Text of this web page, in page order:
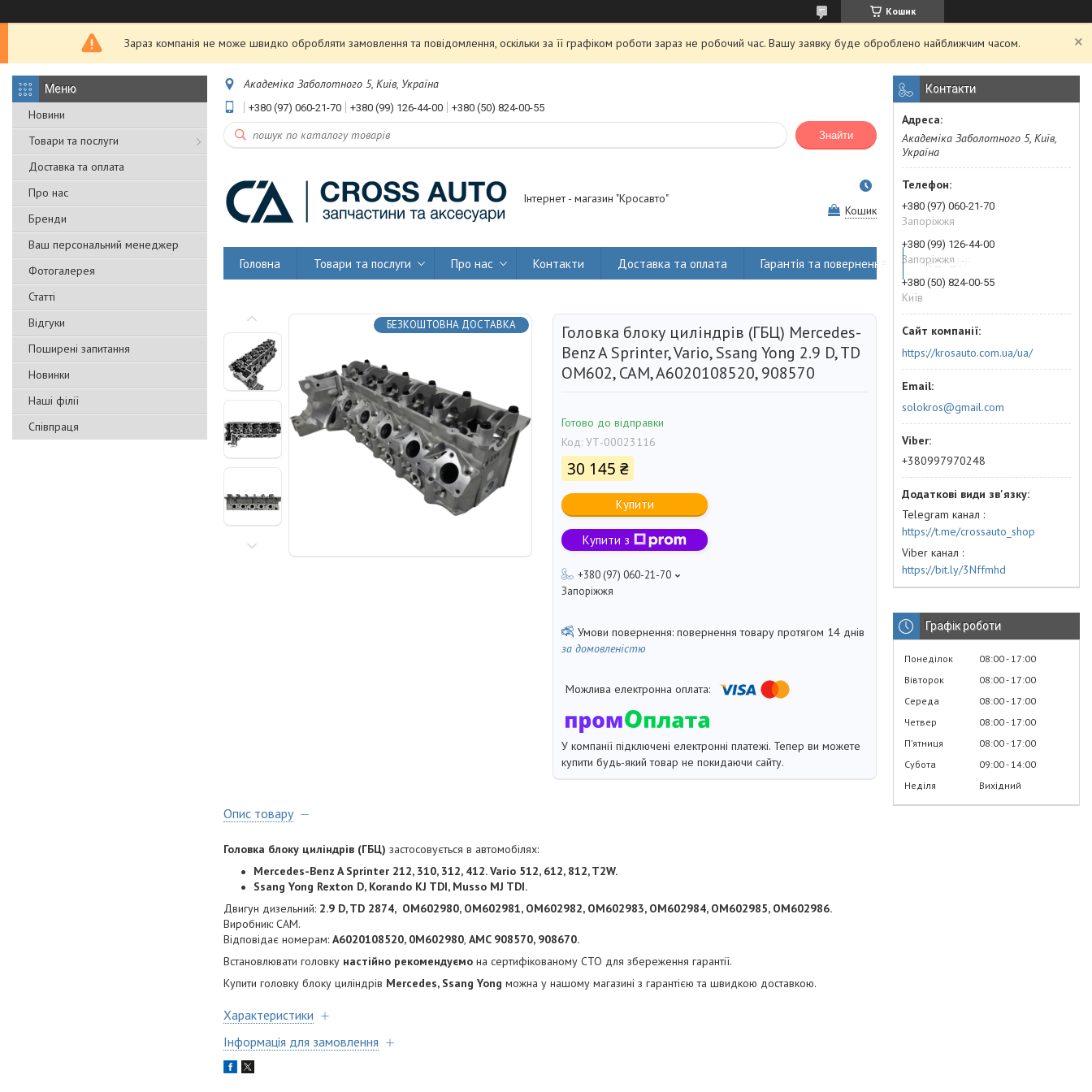
Кошик
Зараз компанія не може швидко обробляти замовлення та повідомлення, оскільки за її графіком роботи зараз не робочий час. Вашу заявку буде оброблено найближчим часом.
Новини
Товари та послуги
Доставка та оплата
Про нас
Бренди
Ваш персональний менеджер
Фотогалерея
Статті
Відгуки
Поширені запитання
Новинки
Наші філії
Співпраця
Академіка Заболотного 5, Київ, Україна
+380 (97) 060-21-70 +380 (99) 126-44-00 +380 (50) 824-00-55
Знайти
Інтернет - магазин "Кросавто"
Кошик
Головна Товари та послуги Про нас Контакти Доставка та оплата Гарантія та повернення Наші філії
БЕЗКОШТОВНА ДОСТАВКА
Головка блоку циліндрів (ГБЦ) Mercedes-
Benz A Sprinter, Vario, Ssang Yong 2.9 D, TD
OM602, CAM, A6020108520, 908570
Готово до відправки
Код: УТ-00023116
30 145 ₴
Купити
Купити з
+380 (97) 060-21-70
Запоріжжя
повернення товару протягом 14 днів
за домовленістю
У компанії підключені електронні платежі. Тепер ви можете
купити будь-який товар не покидаючи сайту.
Опис товару
Головка блоку циліндрів (ГБЦ) застосовується в автомобілях:
Mercedes-Benz A Sprinter 212, 310, 312, 412. Vario 512, 612, 812, T2W.
Ssang Yong Rexton D, Korando KJ TDI, Musso MJ TDI.
Двигун дизельний: 2.9 D, TD 2874, OM602980, OM602981, OM602982, OM602983, OM602984, OM602985, OM602986.
Виробник: CAM.
Відповідає номерам: A6020108520, 0M602980, AMC 908570, 908670.
Встановлювати головку настійно рекомендуємо на сертифікованому СТО для збереження гарантії.
Купити головку блоку циліндрів Mercedes, Ssang Yong можна у нашому магазині з гарантією та швидкою доставкою.
Характеристики
Інформація для замовлення
Контакти
Академіка Заболотного 5, Київ,
Україна
+380 (97) 060-21-70
Запоріжжя
+380 (99) 126-44-00
Запоріжжя
+380 (50) 824-00-55
Київ
https://krosauto.com.ua/ua/
solokros@gmail.com
+380997970248
Telegram канал
https://t.me/crossauto_shop
Viber канал
https://bit.ly/3Nffmhd
Графік роботи
Понеділок 08:00 17:00
Вівторок
08:00 17:00
Середа
08:00 17:00
Четвер
08:00 17:00
Пʼятниця
08:00 17:00
Субота
09:00 14:00
Неділя
Вихідний